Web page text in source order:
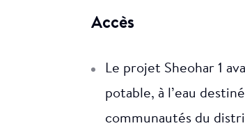
Accès
Le projet Sheohar 1
potable, à l’eau
communautés du